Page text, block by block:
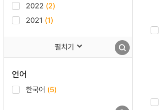
2022 (2)
2021 (1)
펼치기
언어
한국어 (5)